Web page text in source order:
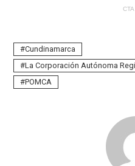
Cundinamarca
La Corporación Autónoma
POMCA